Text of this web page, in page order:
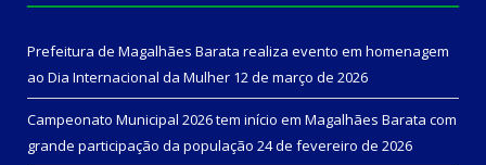
Prefeitura de Magalhães Barata realiza evento em homenagem
ao Dia Internacional da Mulher 12 de março de 2026
Campeonato Municipal 2026 tem início em Magalhães Barata com
grande participação da população 24 de fevereiro de 2026